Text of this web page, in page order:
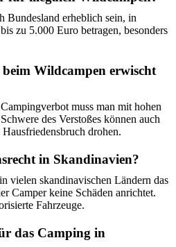
Bundesland erheblich sein, in
zu 5.000 Euro betragen, besonders
Wildcampen erwischt
muss man mit hohen
des Verstoßes können auch
drohen.
in Skandinavien?
vielen skandinavischen Ländern das
Camper keine Schäden anrichtet.
Fahrzeuge.
das Camping in